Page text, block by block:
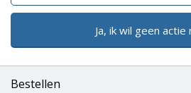
Ja, ik wil geen actie
Bestellen